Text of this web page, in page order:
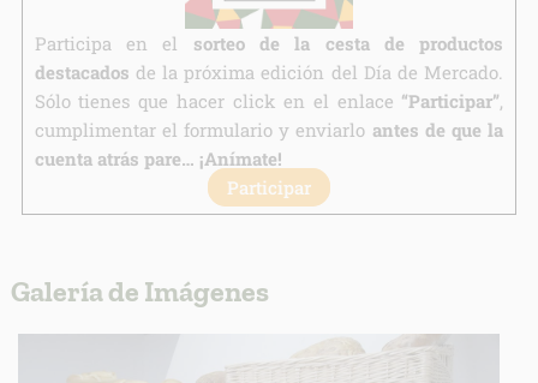
Participa en el sorteo de la cesta de productos
destacados de la próxima edición del Día de Mercado.
Sólo tienes que hacer click en el enlace “Participar”,
cumplimentar el formulario y enviarlo antes de que la
cuenta atrás pare… ¡Anímate!
Participar
Galería de Imágenes